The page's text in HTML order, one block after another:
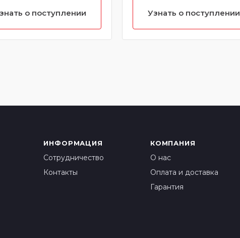
о поступлении
Узнать о поступлении
ИНФОРМАЦИЯ
Сотрудничество
Контакты
КОМПАНИЯ
О нас
Оплата и доставка
Гарантия